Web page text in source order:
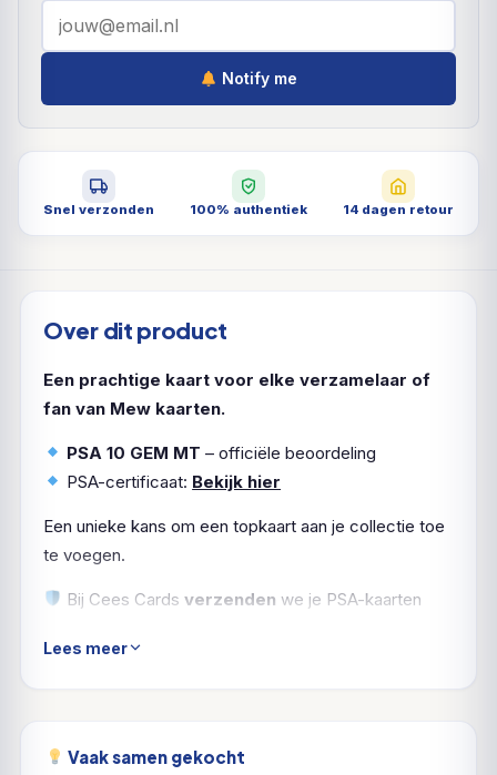
Notify me
Snel verzonden 100% authentiek 14 dagen retour
Over dit product
Een prachtige kaart voor elke verzamelaar of
fan van Mew kaarten.
PSA 10 GEM MT – officiële beoordeling
PSA-certificaat: Bekijk hier
Een unieke kans om een topkaart aan je collectie toe
te voegen.
Bij Cees Cardsverzenden we je PSA-kaarten
komt jouw Mew
Lees meer
Vaak samen gekocht